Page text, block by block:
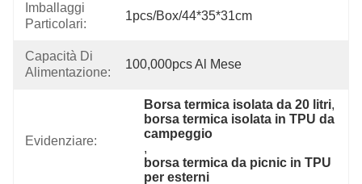
Imballaggi
Particolari:
1pcs/box/44*35*31cm
Capacità Di
Alimentazione:
100,000pcs Al Mese
Evidenziare:
Borsa termica isolata da 20 litri
borsa termica isolata in TPU da
campeggio
,
borsa termica da picnic in TPU
per esterni